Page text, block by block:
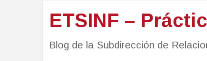
ETSINF –
Blog de la Subdirección de